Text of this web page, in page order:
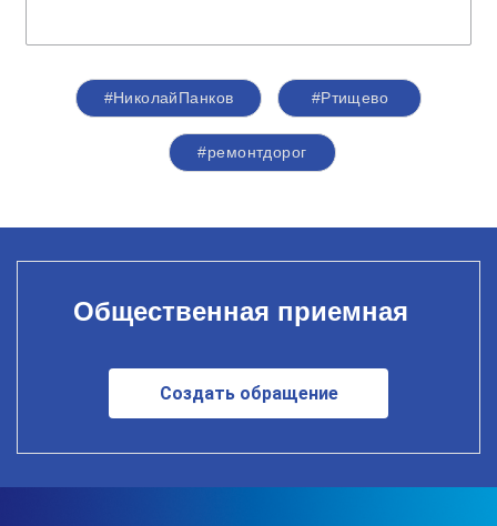
#НиколайПанков #Ртищево
#ремонтдорог
Общественная приемная
Создать обращение